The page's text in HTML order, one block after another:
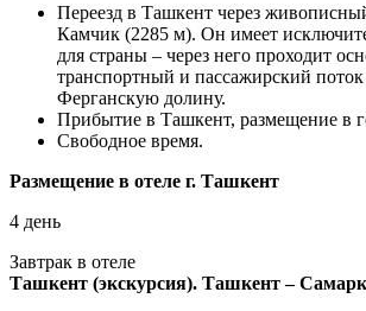
Переезд в Ташкент через
Камчик (2285 м). Он имеет
для страны – через него проходит
транспортный и пассажирский
Ферганскую долину.
Прибытие в Ташкент, размещение в
Свободное время.
Размещение в отеле г. Ташкент
4 день
Завтрак в отеле
Ташкент (экскурсия). Ташкент –